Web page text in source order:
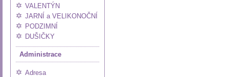
VALENTÝN
JARNÍ a VELIKONOČNÍ
PODZIMNÍ
DUŠIČKY
Administrace
Adresa